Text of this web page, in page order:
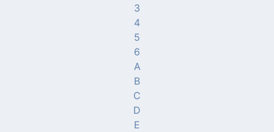
3
4
5
6
A
B
C
D
E